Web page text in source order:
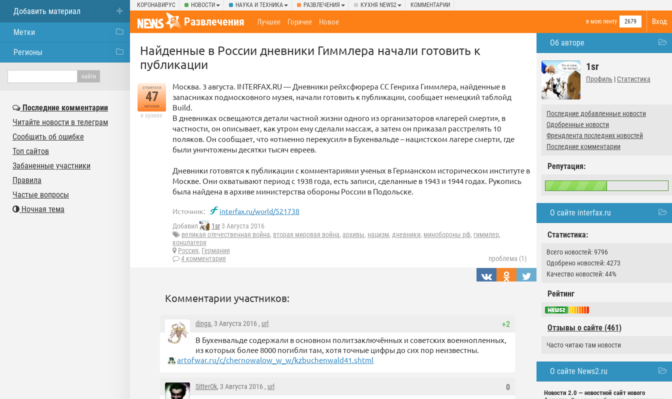
КОРОНАВИРУС НОВОСТИ НАУКА И ТЕХНИКА РАЗВЛЕЧЕНИЯ КУХНЯ NEWS2 КОММЕНТАРИИ
Вход
Развлечения в мою ленту 2679
Лучшее Горячее Новое
Об авторе
1sr
Профиль | Статистика
Последние добавленные новости
Одобренные новости
Френдлента последних новостей
Последние комментарии
Репутация:
О сайте interfax.ru
Статистика:
Всего новостей: 9796
Одобрено новостей: 4273
Качество новостей: 44%
Рейтинг
Отзывы о сайте (461)
Часто читаю там новости
О сайте News2.ru
Новости 2.0 — новостной сайт нового
Найденные в России дневники Гиммлера начали готовить к
публикации
отметили
47
человек
в архиве
Москва. 3 августа. INTERFAX.RU — Дневники рейхсфюрера СС Генриха Гиммлера, найденные в
запасниках подмосковного музея, начали готовить к публикации, сообщает немецкий таблойд
Build.
В дневниках освещаются детали частной жизни одного из организаторов «лагерей смерти», в
частности, он описывает, как утром ему сделали массаж, а затем он приказал расстрелять 10
поляков. Он сообщает, что «отменно перекусил» в Бухенвальде – нацистском лагере смерти, где
были уничтожены десятки тысяч евреев.
Дневники готовятся к публикации с комментариями ученых в Германском историческом институте в
Москве. Они охватывают период с 1938 года, есть записи, сделанные в 1943 и 1944 годах. Рукопись
была найдена в архиве министерства обороны России в Подольске.
Источник: interfax.ru/world/521738
Добавил 1sr 3 Августа 2016
великая отечественная война, вторая мировая война, архивы, нацизм, дневники, минобороны рф, гиммлер,
концлагеря
Россия, Германия
4 комментария
проблема (1)
Комментарии участников:
+2
dinga, 3 Августа 2016 , url
В Бухенвальде содержали в основном политзаключённых и советских военнопленных,
из которых более 8000 погибли там, хотя точные цифры до сих пор неизвестны.
artofwar.ru/c/chernowalow_w_w/kzbuchenwald41.shtml
0
SitterOk, 3 Августа 2016 , url
Добавить материал
Метки
Регионы
Последние комментарии
Читайте новости в телеграм
Сообщить об ошибке
Топ сайтов
Забаненные участники
Правила
Частые вопросы
Ночная тема